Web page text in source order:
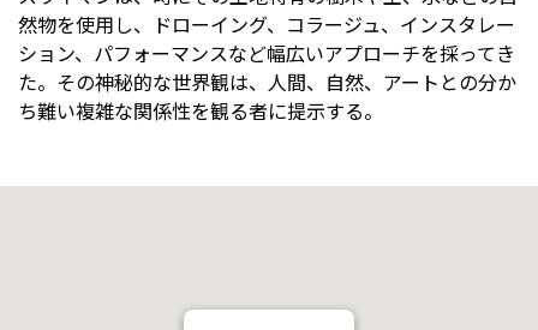
然物を使用し、ドローイング、コラージュ、インスタレー
ション、パフォーマンスなど幅広いアプローチを採ってき
た。その神秘的な世界観は、人間、自然、アートとの分か
ち難い複雑な関係性を観る者に提示する。